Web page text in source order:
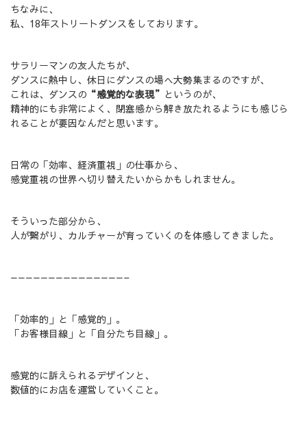
ちなみに、
私、18年ストリートダンスをしております。
サラリーマンの友人たちが、
ダンスに熱中し、休日にダンスの場へ大勢集まるのですが、
これは、ダンスの “感覚的な表現” というのが、
精神的にも非常によく、閉塞感から解き放たれるようにも感じら
れることが要因なんだと思います。
日常の「効率、経済重視」の仕事から、
感覚重視の世界へ切り替えたいからかもしれません。
そういった部分から、
人が繋がり、カルチャーが育っていくのを体感してきました。
———————————————–
「効率的」と「感覚的」。
「お客様目線」と「自分たち目線」。
感覚的に訴えられるデザインと、
数値的にお店を運営していくこと。